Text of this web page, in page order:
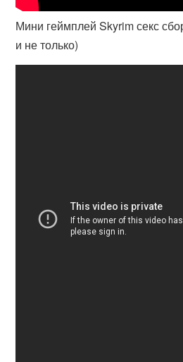
Мини геймплей Skyrim секс
и не только)